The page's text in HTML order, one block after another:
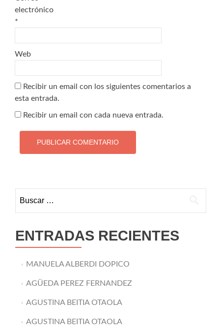
electrónico
*
Web
Recibir un email con los siguientes comentarios a
esta entrada.
Recibir un email con cada nueva entrada.
ENTRADAS RECIENTES
MANUELA ALBERDI DOPICO
AGÜEDA PEREZ FERNANDEZ
AGUSTINA BEITIA OTAOLA
AGUSTINA BEITIA OTAOLA